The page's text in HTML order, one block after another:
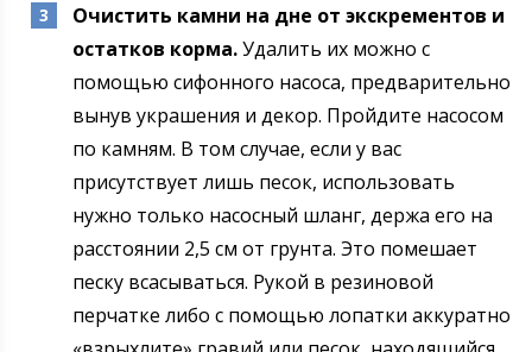
Очистить камни на дне от экскрементов и
остатков корма.Удалить их можно с
помощью сифонного насоса, предварительно
вынув украшения и декор. Пройдите насосом
по камням. В том случае, если у вас
присутствует лишь песок, использовать
нужно только насосный шланг, держа его на
расстоянии 2,5 см от грунта. Это помешает
песку всасываться. Рукой в резиновой
перчатке либо с помощью лопатки аккуратно